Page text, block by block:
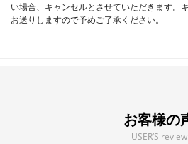
い場合、キャンセルとさせていただきます。
お送りしますので予めご了承ください。
お客様の
USER’S review